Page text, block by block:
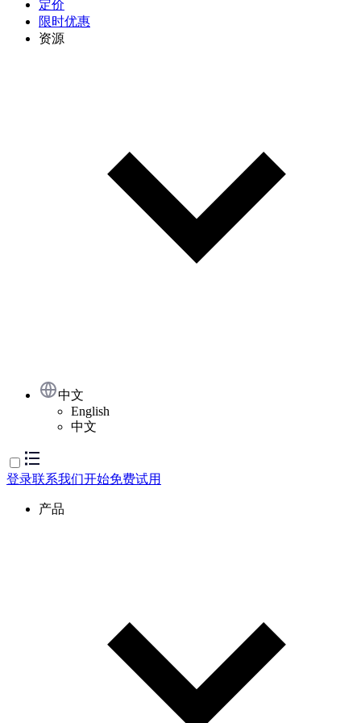
定价
限时优惠
资源
中文
English
中文
登录联系我们开始免费试用
产品